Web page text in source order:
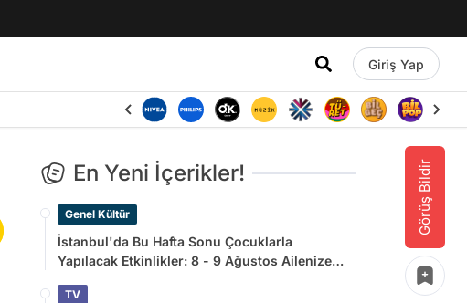
Giriş Yap
Görüş Bildir
En Yeni İçerikler!
Genel Kültür
İstanbul'da Bu Hafta Sonu Çocuklarla
Yapılacak Etkinlikler: 8 - 9 Ağustos Ailenize
TV